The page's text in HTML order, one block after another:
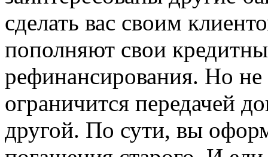
сделать вас своим
пополняют свои
рефинансирования. Но не
ограничится передачей
другой. По сути, вы